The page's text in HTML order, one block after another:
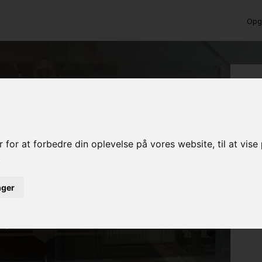
at forbedre din oplevelse på vores website, til at
samme